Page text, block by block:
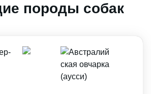
породы собак